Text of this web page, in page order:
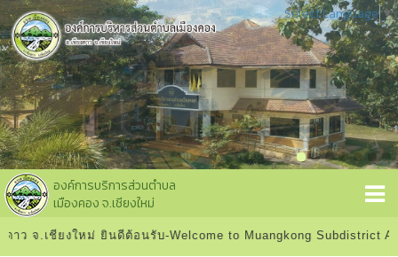
องค์การบริการส่วนตำบล
เมืองคอง จ.เชียงใหม่
ว จ.เชียงใหม่ ยินดีต้อนรับ-Welcome to Muangkong Subdistrict
Select Language▼